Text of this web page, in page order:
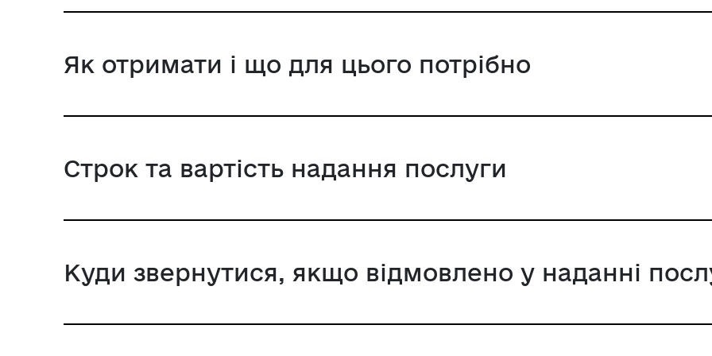
Як отримати і що для цього потрібно
Строк та вартість надання послуги
Куди звернутися, якщо відмовлено у наданні